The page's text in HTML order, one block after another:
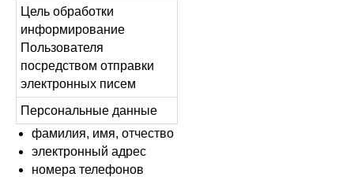
Цель обработки
информирование
Пользователя
посредством отправки
электронных писем
Персональные данные
фамилия, имя, отчество
электронный адрес
номера телефонов